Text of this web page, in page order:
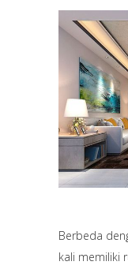
Berbeda
kali memiliki